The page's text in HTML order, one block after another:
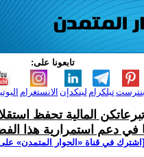
تابعونا على:
الانستغرام لينكدإن تيلكرامبنترست
المالية تحفظ
في دعم استمرارية هذا
[اشترك في قناة ‫«الحوار المتمدن»